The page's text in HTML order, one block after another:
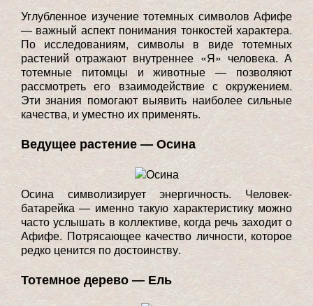
Углубленное изучение тотемных символов Афифе
— важный аспект понимания тонкостей характера.
По исследованиям, символы в виде тотемных
растений отражают внутреннее «Я» человека. А
тотемные питомцы и животные — позволяют
рассмотреть его взаимодействие с окружением.
Эти знания помогают выявить наиболее сильные
качества, и уместно их применять.
Ведущее растение — Осина
Осина символизирует энергичность. Человек-
батарейка — именно такую характеристику можно
часто услышать в коллективе, когда речь заходит о
Афифе. Потрясающее качество личности, которое
редко ценится по достоинству.
Тотемное дерево — Ель